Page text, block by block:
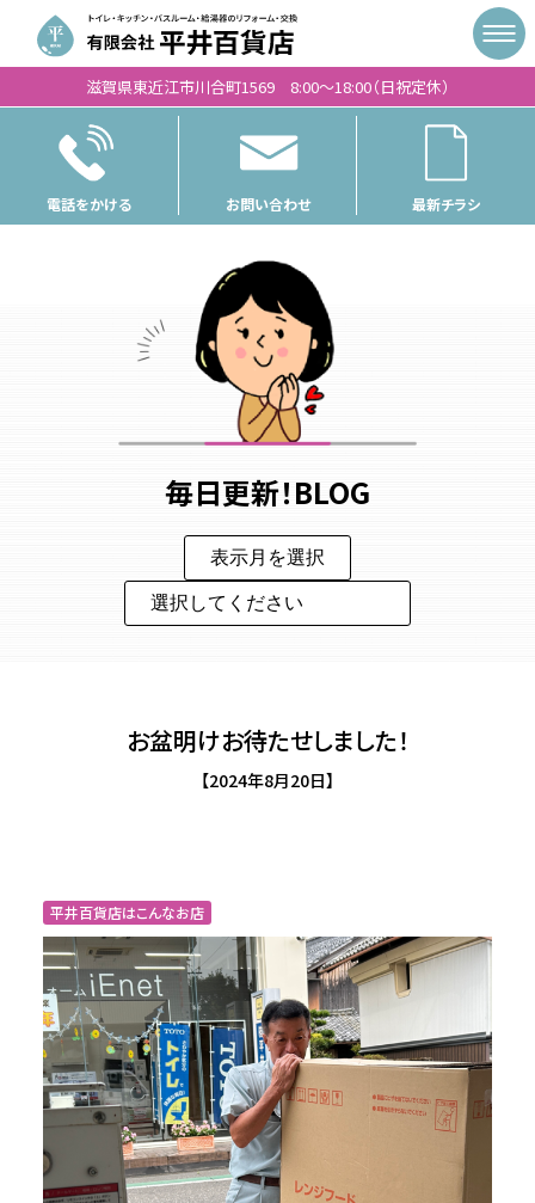
滋賀県東近江市川合町1569 8:00〜18:00（日祝定休）
電話をかける お問い合わせ 最新チラシ
毎日更新！BLOG
お盆明けお待たせしました！
【2024年8月20日】
平井百貨店はこんなお店